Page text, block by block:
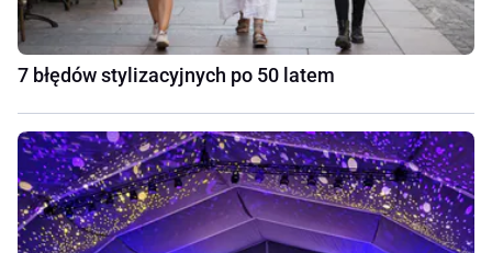
7 błędów stylizacyjnych po 50 latem